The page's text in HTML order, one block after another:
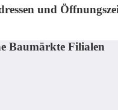
und
Baumärkte Filialen